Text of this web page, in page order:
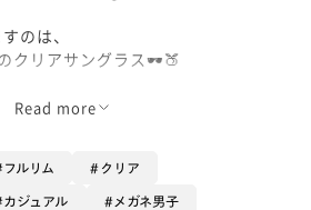
のは、
クリアサングラス🕶️🍑
ピンク」という
しています☺︎
Read more
フルリム クリア
カジュアル メガネ男子